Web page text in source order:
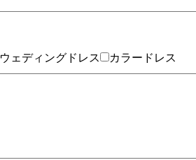
ウェディングドレス カラードレス